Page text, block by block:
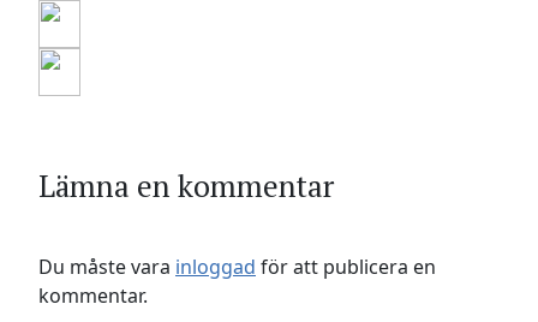
Lämna en kommentar
Du måste vara inloggad för att publicera en
kommentar.